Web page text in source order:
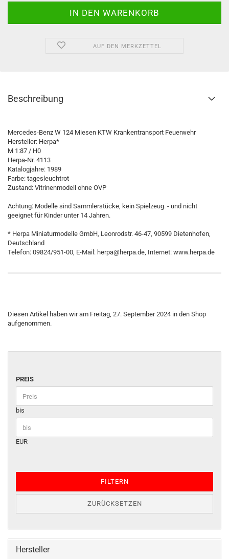
AUF DEN MERKZETTEL
Beschreibung
Mercedes-​​​​Benz W 124 Miesen KTW Krankentransport Feuerwehr
Hersteller: Herpa*
M 1:87 / H0
Herpa-Nr. 4113
Katalogjahre: 1989
Farbe: tagesleuchtrot
Zustand: Vitrinenmodell ohne OVP
Achtung: Modelle sind Sammlerstücke, kein Spielzeug. - und nicht
geeignet für Kinder unter 14 Jahren.
* Herpa Miniaturmodelle GmbH, Leonrodstr. 46-47, 90599 Dietenhofen,
Deutschland
Telefon: 09824/951-00, E-Mail: herpa@herpa.de, Internet: www.herpa.de
Diesen Artikel haben wir am Freitag, 27. September 2024 in den Shop
aufgenommen.
PREIS
bis
EUR
FILTERN
ZURÜCKSETZEN
Hersteller